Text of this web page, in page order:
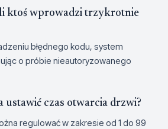
ktoś wprowadzi trzykrotnie
błędnego kodu, system
o próbie nieautoryzowanego
ustawić czas otwarcia drzwi?
regulować w zakresie od 1 do 99